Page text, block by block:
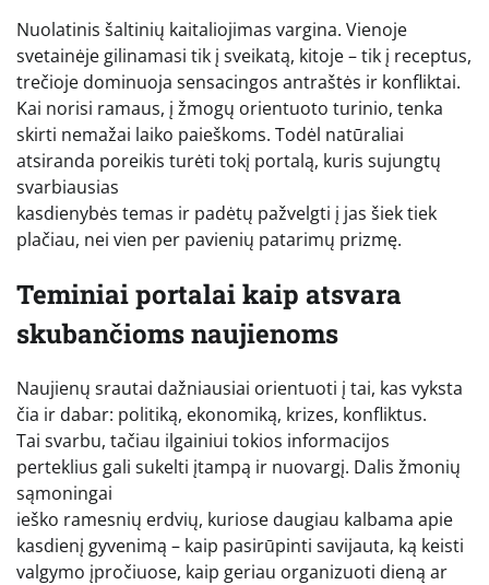
Nuolatinis šaltinių kaitaliojimas vargina. Vienoje
svetainėje gilinamasi tik į sveikatą, kitoje – tik į receptus,
trečioje dominuoja sensacingos antraštės ir konfliktai.
Kai norisi ramaus, į žmogų orientuoto turinio, tenka
skirti nemažai laiko paieškoms. Todėl natūraliai
atsiranda poreikis turėti tokį portalą, kuris sujungtų
svarbiausias
kasdienybės temas ir padėtų pažvelgti į jas šiek tiek
plačiau, nei vien per pavienių patarimų prizmę.
Teminiai portalai kaip atsvara
skubančioms naujienoms
Naujienų srautai dažniausiai orientuoti į tai, kas vyksta
čia ir dabar: politiką, ekonomiką, krizes, konfliktus.
Tai svarbu, tačiau ilgainiui tokios informacijos
perteklius gali sukelti įtampą ir nuovargį. Dalis žmonių
sąmoningai
ieško ramesnių erdvių, kuriose daugiau kalbama apie
kasdienį gyvenimą – kaip pasirūpinti savijauta, ką keisti
valgymo įpročiuose, kaip geriau organizuoti dieną ar